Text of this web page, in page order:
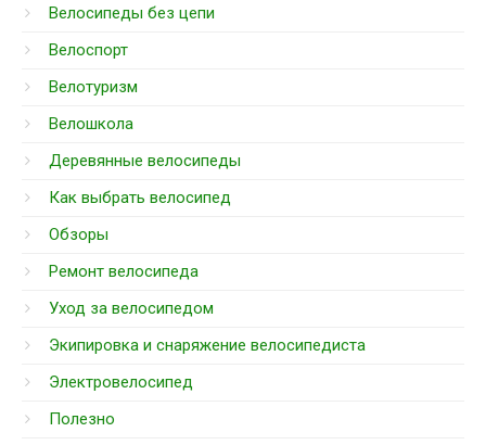
Велосипеды без цепи
Велоспорт
Велотуризм
Велошкола
Деревянные велосипеды
Как выбрать велосипед
Обзоры
Ремонт велосипеда
Уход за велосипедом
Экипировка и снаряжение велосипедиста
Электровелосипед
Полезно